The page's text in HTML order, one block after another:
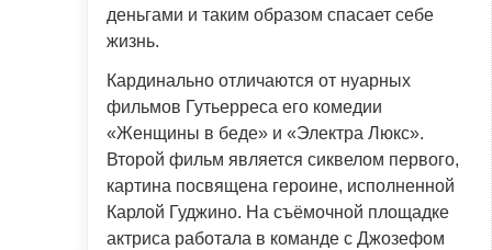
деньгами и таким образом спасает себе
жизнь.
Кардинально отличаются от нуарных
фильмов Гутьерреса его комедии
«Женщины в беде» и «Электра Люкс».
Второй фильм является сиквелом первого,
картина посвящена героине, исполненной
Карлой Гуджино. На съёмочной площадке
актриса работала в команде с Джозефом